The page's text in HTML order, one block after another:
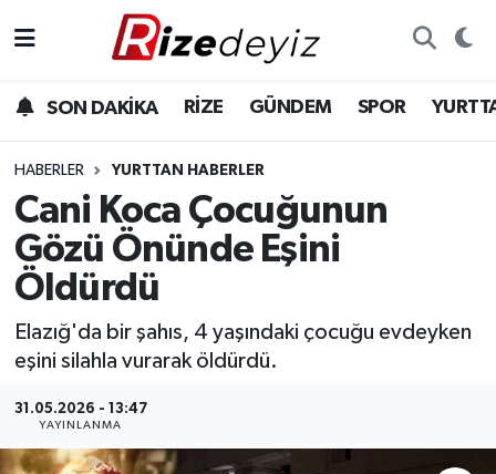
SON DAKİKA RİZE GÜNDEM SPOR
HABERLER YURTTAN HABERLER
Cani Koca Çocuğunun
Gözü Önünde Eşini
Öldürdü
Elazığ'da bir şahıs, 4 yaşındaki çocuğu evdeyken
eşini silahla vurarak öldürdü.
31.05.2026 - 13:47
YAYINLANMA
Gündem
Yurttan Haberler
Ekonomi
Sağlık
Rize Hava Durumu
Rize Trafik Yoğunluk Haritası
Süper Lig Puan Durumu ve Fikstür
Son Dakika Haberleri
Haber Arşivi